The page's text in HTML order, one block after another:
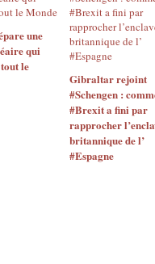
une
qui
le
Gibraltar rejoint
#Schengen :
#Brexit a fini par
rapprocher
britannique de l’
#Espagne